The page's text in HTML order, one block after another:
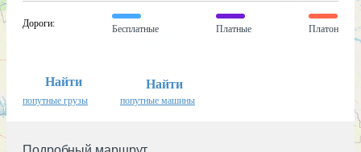
Дороги:
Бесплатные Платные Платон
Найти
попутные грузы
Найти
попутные машины